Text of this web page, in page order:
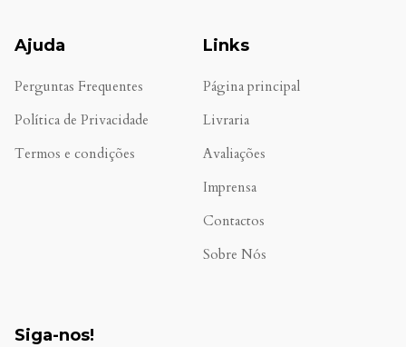
Ajuda
Perguntas Frequentes
Política de Privacidade
Termos e condições
Links
Página principal
Livraria
Avaliações
Imprensa
Contactos
Sobre Nós
Siga-nos!